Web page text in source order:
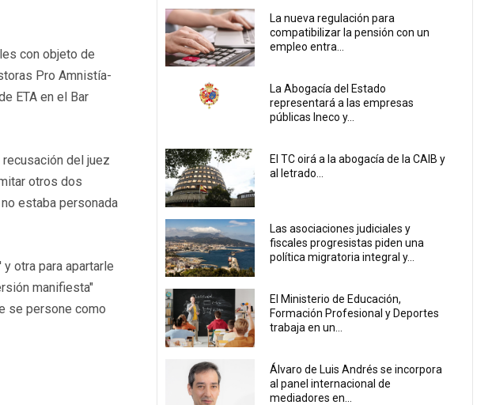
con objeto de
Pro Amnistía-
ETA en el Bar
del juez
otros dos
estaba personada
otra para apartarle
manifiesta"
se persone como
La nueva regulación para
compatibilizar la pensión con un
empleo entra...
La Abogacía del Estado
representará a las empresas
públicas Ineco y...
El TC oirá a la abogacía de la CAIB y
al letrado...
Las asociaciones judiciales y
fiscales progresistas piden una
política migratoria integral y...
El Ministerio de Educación,
Formación Profesional y Deportes
trabaja en un...
Álvaro de Luis Andrés se incorpora
al panel internacional de
mediadores en...